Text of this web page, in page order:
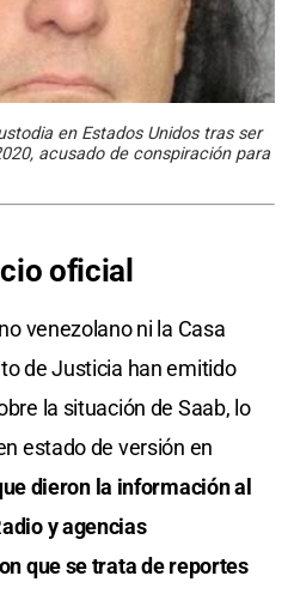
en Estados Unidos tras ser
acusado de conspiración para
oficial
venezolano ni la Casa
de Justicia han emitido
la situación de Saab, lo
estado de versión en
dieron la información al
y agencias
que se trata de reportes